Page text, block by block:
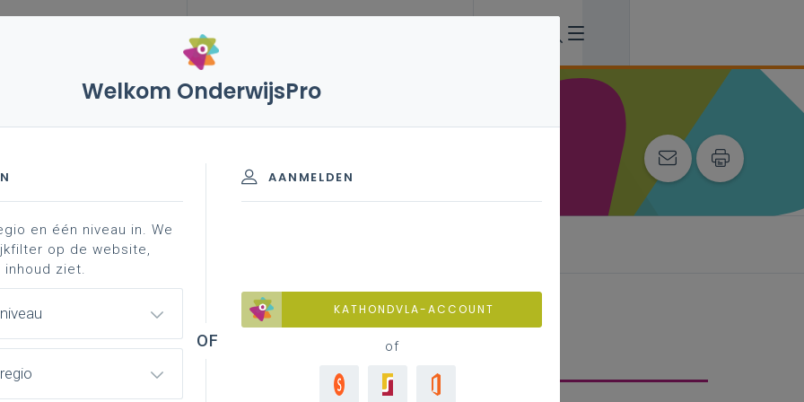
vakken en leerplannen 3de graad
D-finaliteit
professionalisering
Welkom OnderwijsPro
AANMELDEN
KATHONDVLA-ACCOUNT
of
en één niveau in. We
op de website,
ziet.